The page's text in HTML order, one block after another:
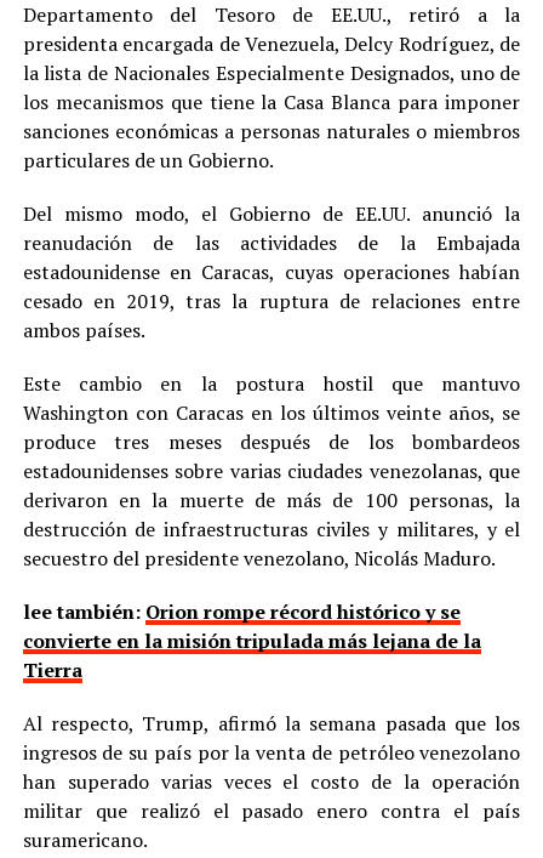
Departamento del Tesoro de EE.UU., retiró a la
presidenta encargada de Venezuela, Delcy Rodríguez, de
la lista de Nacionales Especialmente Designados, uno de
los mecanismos que tiene la Casa Blanca para imponer
sanciones económicas a personas naturales o miembros
particulares de un Gobierno.
Del mismo modo, el Gobierno de EE.UU. anunció la
reanudación de las actividades de la Embajada
estadounidense en Caracas, cuyas operaciones habían
cesado en 2019, tras la ruptura de relaciones entre
ambos países.
Este cambio en la postura hostil que mantuvo
Washington con Caracas en los últimos veinte años, se
produce tres meses después de los bombardeos
estadounidenses sobre varias ciudades venezolanas, que
derivaron en la muerte de más de 100 personas, la
destrucción de infraestructuras civiles y militares, y el
secuestro del presidente venezolano, Nicolás Maduro.
lee también: Orion rompe récord histórico y se
convierte en la misión tripulada más lejana de la
Tierra
Al respecto, Trump, afirmó la semana pasada que los
ingresos de su país por la venta de petróleo venezolano
han superado varias veces el costo de la operación
militar que realizó el pasado enero contra el país
suramericano.